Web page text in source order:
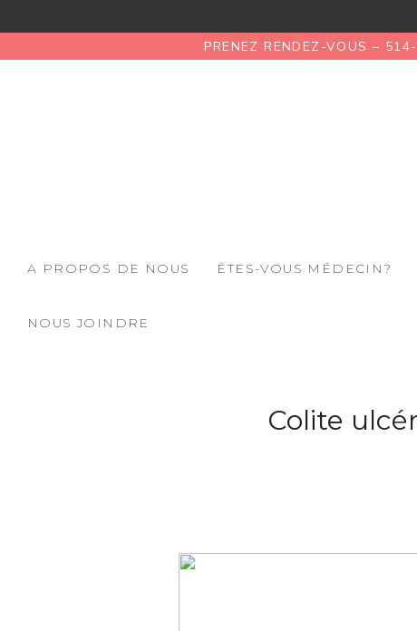
PRENEZ RENDEZ-VOUS –
A PROPOS DE NOUS ÊTES-VOUS MÉDECIN?
NOUS JOINDRE
Colite